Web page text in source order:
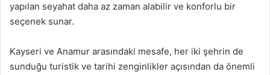
yapılan seyahat daha az zaman alabilir ve konforlu bir
seçenek sunar.
Kayseri ve Anamur arasındaki mesafe, her iki şehrin de
sunduğu turistik ve tarihi zenginlikler açısından da önemli